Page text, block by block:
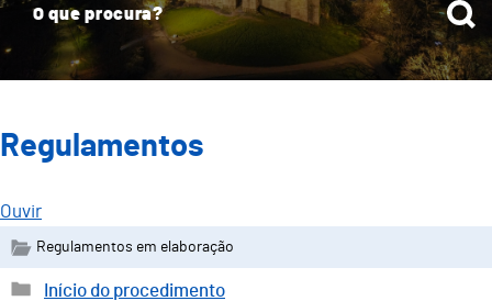
Regulamentos
Ouvir
Regulamentos em elaboração
Início do procedimento